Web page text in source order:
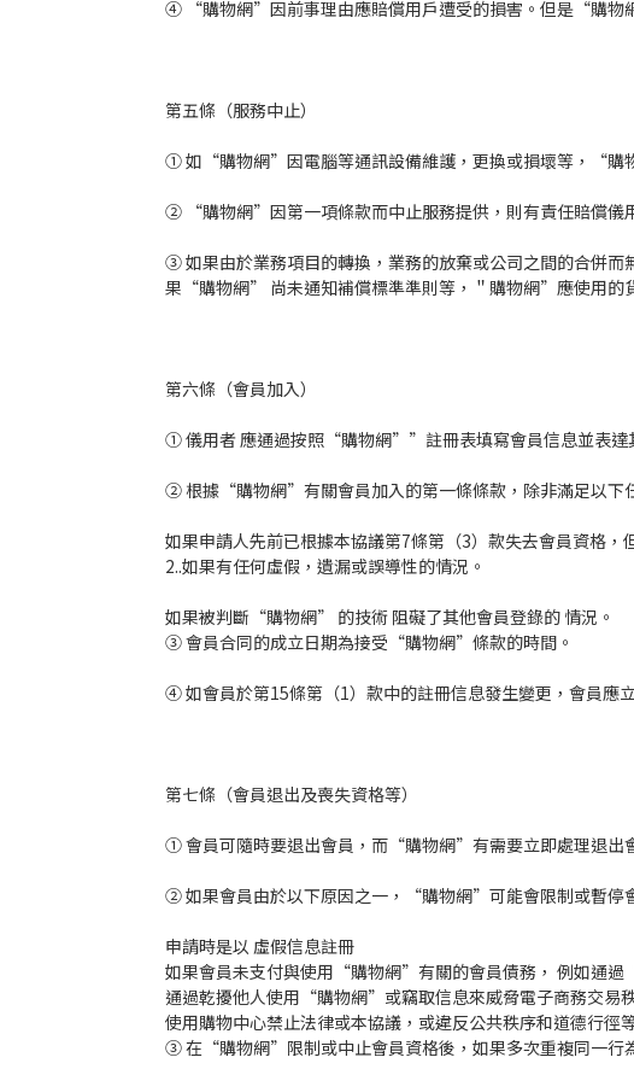
④ “購物網”因前事理由應賠償用戶遭受的損害。但是“購物
第五條（服務中止）
① 如“購物網”因電腦等通訊設備維護，更換或損壞等，“購
② “購物網”因第一項條款而中止服務提供，則有責任賠償儀
③ 如果由於業務項目的轉換，業務的放棄或公司之間的合併
果“購物網” 尚未通知補償標準準則等，＂購物網”應使用的
第六條（會員加入）
① 儀用者 應通過按照“購物網””註冊表填寫會員信息並表達
② 根據“購物網”有關會員加入的第一條條款，除非滿足以下
如果申請人先前已根據本協議第7條第（3）款失去會員資格
2..如果有任何虛假，遺漏或誤導性的情況。
如果被判斷“購物網” 的技術 阻礙了其他會員登錄的 情況。
③ 會員合同的成立日期為接受“購物網”條款的時間。
④ 如會員於第15條第（1）款中的註冊信息發生變更，會員
第七條（會員退出及喪失資格等）
① 會員可隨時要退出會員，而“購物網”有需要立即處理退出
② 如果會員由於以下原因之一，“購物網”可能會限制或暫停
申請時是以 虛假信息註冊
如果會員未支付與使用“購物網”有關的會員債務， 例如通
通過乾擾他人使用“購物網”或竊取信息來威脅電子商務交易
使用購物中心禁止法律或本協議，或違反公共秩序和道德行徑
③ 在“購物網”限制或中止會員資格後，如果多次重複同一行